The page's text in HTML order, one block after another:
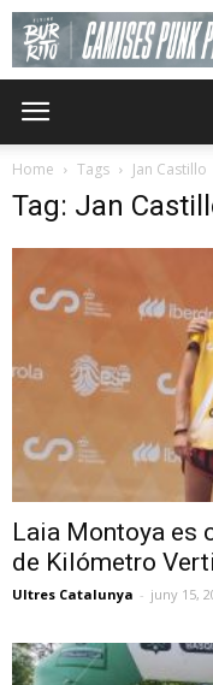
Home Tags Jan Castillo
Tag: Jan
Laia Montoya es
de Kilómetro
Ultres Catalunya - juny 15,